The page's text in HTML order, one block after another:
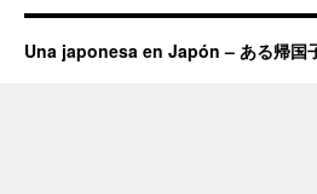
Una japonesa en Japón – ある帰国